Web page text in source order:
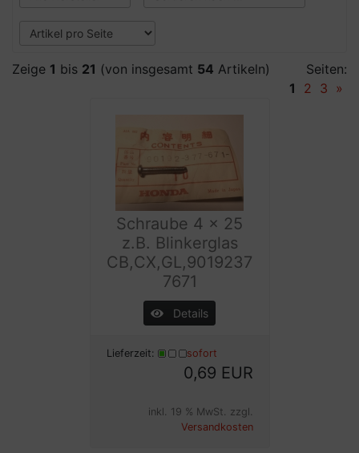
Zeige 1 bis 21 (von insgesamt 54 Artikeln)
Seiten:
1
2 3 »
Schraube 4 x 25
z.B. Blinkerglas
CB,CX,GL,9019237
7671
Details
Lieferzeit: sofort
0,69 EUR
inkl. 19 % MwSt. zzgl.
Versandkosten